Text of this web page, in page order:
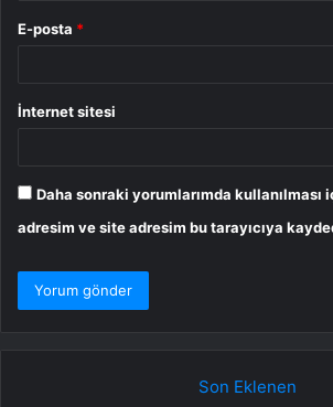
E-posta *
İnternet sitesi
Daha sonraki yorumlarımda kullanılması
adresim ve site adresim bu tarayıcıya
Son Eklenen